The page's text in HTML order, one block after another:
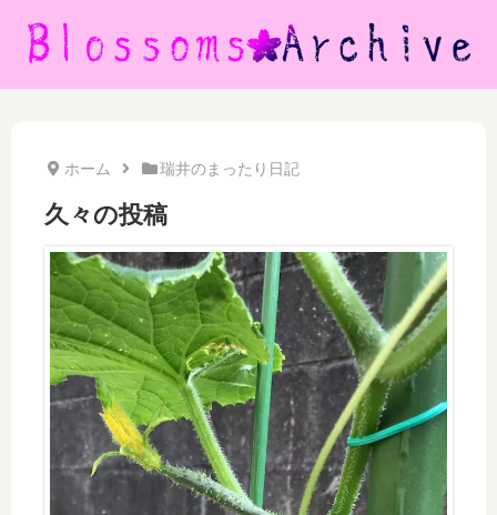
ホーム 瑞井のまったり日記
久々の投稿